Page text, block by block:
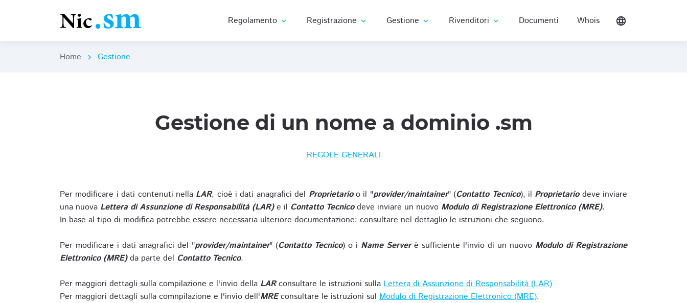
Regolamento expand_more Registrazione expand_more Gestione expand_more Rivenditori expand_more Documenti Whois language
Home chevron_right Gestione
Gestione di un nome a dominio .sm
REGOLE GENERALI
Per modificare i dati contenuti nella LAR, cioè i dati anagrafici del Proprietarioo il "provider/maintainer" (Contatto Tecnico), il Proprietariodeve inviare
una nuova Lettera di Assunzione di Responsabilità (LAR)e il Contatto Tecnicodeve inviare un nuovo Modulo di Registrazione Elettronico (MRE).
In base al tipo di modifica potrebbe essere necessaria ulteriore documentazione: consultare nel dettaglio le istruzioni che seguono.
Per modificare i dati anagrafici del "provider/maintainer" (Contatto Tecnico) o i Name Serverè sufficiente l'invio di un nuovo Modulo di Registrazione
Elettronico (MRE)da parte del Contatto Tecnico.
Per maggiori dettagli sulla compilazione e l'invio della LARconsultare le istruzioni sulla Lettera di Assunzione di Responsabilità (LAR)
Per maggiori dettagli sulla comnpilazione e l'invio dell'MREconsultare le istruzioni sul Modulo di Registrazione Elettronico (MRE).